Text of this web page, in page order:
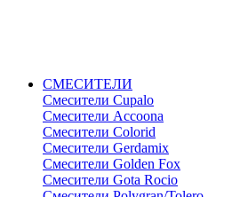
СМЕСИТЕЛИ
Cмесители Cupalo
Смесители Accoona
Смесители Colorid
Смесители Gerdamix
Смесители Golden Fox
Смесители Gota Rocio